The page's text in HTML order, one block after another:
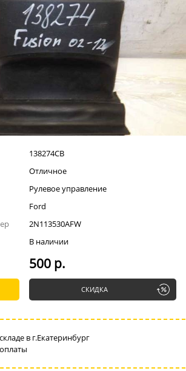
138274СВ
Отличное
Рулевое управление
Ford
2N113530AFW
В наличии
500 р.
СКИДКА
в г.Екатеринбург